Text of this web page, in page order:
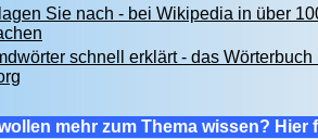
Sie nach - bei Wikipedia in über
schnell erklärt - das Wörterbuch
mehr zum Thema wissen? Hier